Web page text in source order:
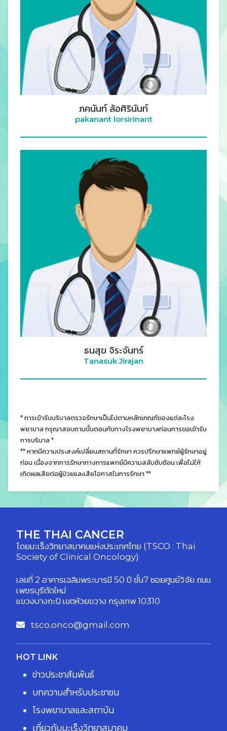
ภคนันท์ ล้อศิรินันท์
pakanant lorsirinant
ธนสุข จิระจันทร์
Tanasuk Jirajan
* การเข้ารับบริบาลตรวจรักษาเป็นไปตามหลักเกณฑ์ของแต่ละโรง
พยาบาล กรุณาสอบถามขั้นตอนกับทางโรงพยาบาลก่อนการขอเข้ารับ
การบริบาล *
** หากมีความประสงค์เปลี่ยนสถานที่รักษา ควรปรึกษาแพทย์ผู้รักษาอยู่
ก่อน เนื่องจากการรักษาทางการแพทย์มีความสลับซับซ้อน เพื่อไม่ให้
เกิดผลเสียต่อผู้ป่วยและเสียโอกาสในการรักษา **
THE THAI CANCER
โดยมะเร็งวิทยาสมาคมแห่งประเทศไทย (TSCO : Thai
Society of Clinical Oncology)
เลขที่ 2 อาคารเฉลิมพระบารมี 50 ปี ชั้น7 ซอยศูนย์วิจัย ถนน
เพชรบุรีตัดใหม่
แขวงบางกะปิ เขตห้วยขวาง กรุงเทพ 10310
tsco.onco@gmail.com
HOT LINK
ข่าวประชาสัมพันธ์
บทความสำหรับประชาชน
โรงพยาบาลและสถาบัน
เกี่ยวกับมะเร็งวิทยาสมาคม